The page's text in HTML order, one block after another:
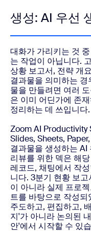
생성: AI 우선
대화가 가리키는 것
는 작업이 아닙니다.
상황 보고서, 전략 개
결과물을 의미하는
물을 만들려면 여러
은 이미 어딘가에 존
정리하는 데 쓰입니다.
Zoom AI Productivity
Slides, Sheets,
결과물을 생성하는 AI
리뷰를 위한 덱은 해
레코드, 채팅에서 작
니다. 3분기 현황 보
이 아니라 실제 프로
트를 바탕으로 작성
주도하고, 편집하고,
지'가 아니라 논의된
안'에서 시작할 수 있